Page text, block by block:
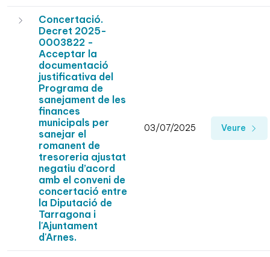
Concertació.
Decret 2025-
0003822 -
Acceptar la
documentació
justificativa del
Programa de
sanejament de les
finances
municipals per
sanejar el
romanent de
tresoreria ajustat
negatiu d’acord
amb el conveni de
concertació entre
la Diputació de
Tarragona i
l'Ajuntament
d'Arnes.
03/07/2025 Veure